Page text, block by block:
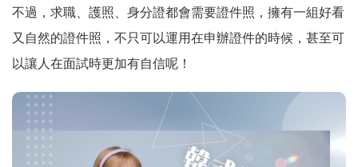
不過，求職、護照、身分證都會需要證件照，擁有一組好看
又自然的證件照，不只可以運用在申辦證件的時候，甚至可
以讓人在面試時更加有自信呢！